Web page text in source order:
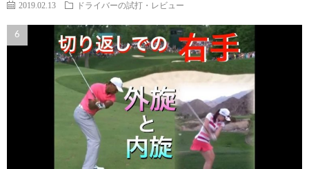
2019.02.13 ドライバーの試打・レビュー